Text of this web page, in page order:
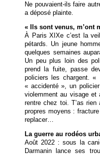
Ne pouvaient-ils faire
a déposé plainte.
« Ils sont venus, m’ont
À Paris XIXe c’est la
pétards. Un jeune
quelques semaines
Un peu plus loin des
prend la fuite, passe
policiers les chargent. «
« accidenté », un
violemment au visage et
rentre chez toi. T’as
propres moyens :
replacer…
La guerre au rodéos
Août 2022 : sous la
Darmanin lance ses